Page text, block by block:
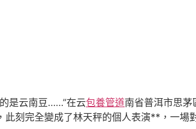
是云南豆……”在云包養管道南省普洱市思
刻完全變成了林天秤的個人表演**，一場